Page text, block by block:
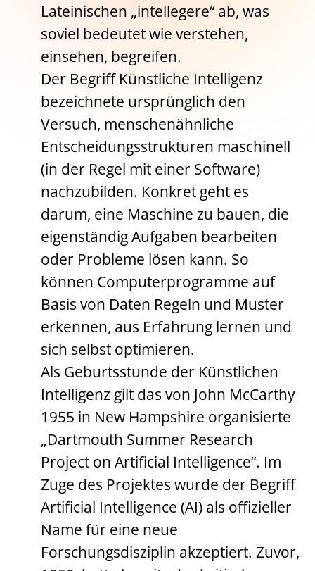
Lateinischen „intellegere“ ab, was
soviel bedeutet wie verstehen,
einsehen, begreifen.
Der Begriff Künstliche Intelligenz
bezeichnete ursprünglich den
Versuch, menschenähnliche
Entscheidungsstrukturen maschinell
(in der Regel mit einer Software)
nachzubilden. Konkret geht es
darum, eine Maschine zu bauen, die
eigenständig Aufgaben bearbeiten
oder Probleme lösen kann. So
können Computerprogramme auf
Basis von Daten Regeln und Muster
erkennen, aus Erfahrung lernen und
sich selbst optimieren.
Als Geburtsstunde der Künstlichen
Intelligenz gilt das von John McCarthy
1955 in New Hampshire organisierte
„Dartmouth Summer Research
Project on Artificial Intelligence“. Im
Zuge des Projektes wurde der Begriff
Artificial Intelligence (AI) als offizieller
Name für eine neue
Forschungsdisziplin akzeptiert. Zuvor,